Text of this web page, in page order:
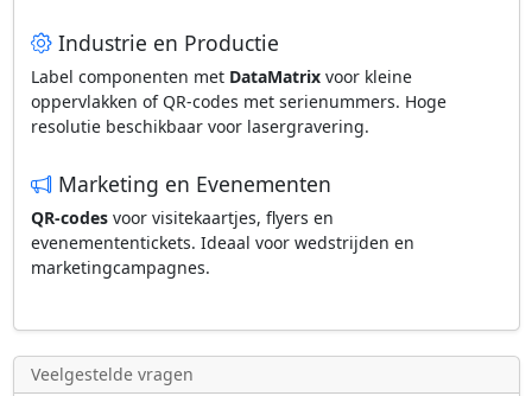
Industrie en Productie
Label componenten met DataMatrixvoor kleine
oppervlakken of QR-codes met serienummers. Hoge
resolutie beschikbaar voor lasergravering.
Marketing en Evenementen
QR-codesvoor visitekaartjes, flyers en
evenemententickets. Ideaal voor wedstrijden en
marketingcampagnes.
Veelgestelde vragen